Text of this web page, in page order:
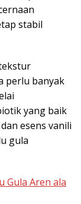
stabil
perlu banyak
yang baik
esens vanili
gula
Gula Aren ala